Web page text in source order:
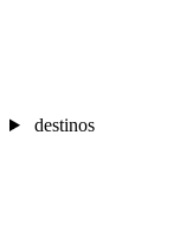
destinos